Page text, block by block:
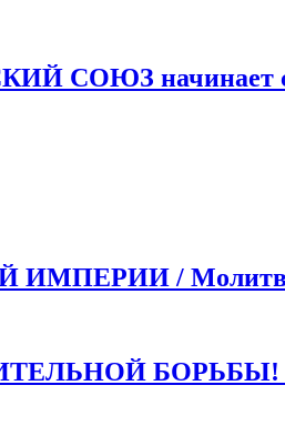
СОЮЗ начинает
/ Молитва
БОРЬБЫ!